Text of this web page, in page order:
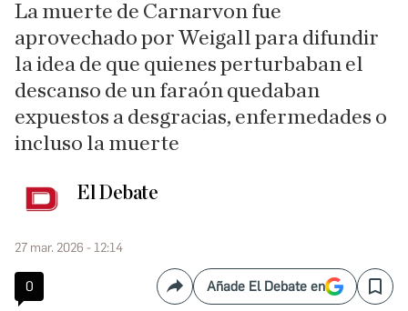
La muerte de Carnarvon fue
aprovechado por Weigall para difundir
la idea de que quienes perturbaban el
descanso de un faraón quedaban
expuestos a desgracias, enfermedades o
incluso la muerte
El Debate
27 mar. 2026 - 12:14
0 CompartirAñade El Debate en Save